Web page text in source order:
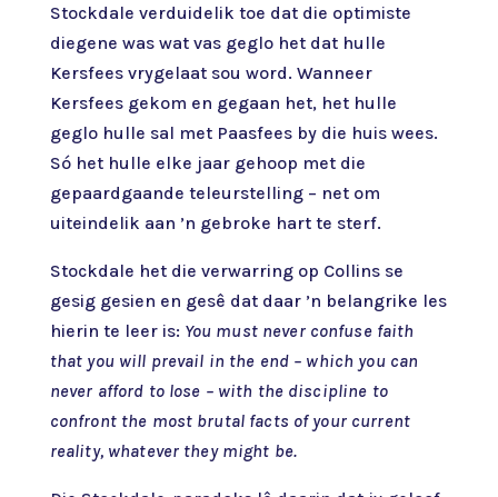
Stockdale verduidelik toe dat die optimiste
diegene was wat vas geglo het dat hulle
Kersfees vrygelaat sou word. Wanneer
Kersfees gekom en gegaan het, het hulle
geglo hulle sal met Paasfees by die huis wees.
Só het hulle elke jaar gehoop met die
gepaardgaande teleurstelling – net om
uiteindelik aan ’n gebroke hart te sterf.
Stockdale het die verwarring op Collins se
gesig gesien en gesê dat daar ’n belangrike les
hierin te leer is: You must never confuse faith
that you will prevail in the end – which you can
never afford to lose – with the discipline to
confront the most brutal facts of your current
reality, whatever they might be.